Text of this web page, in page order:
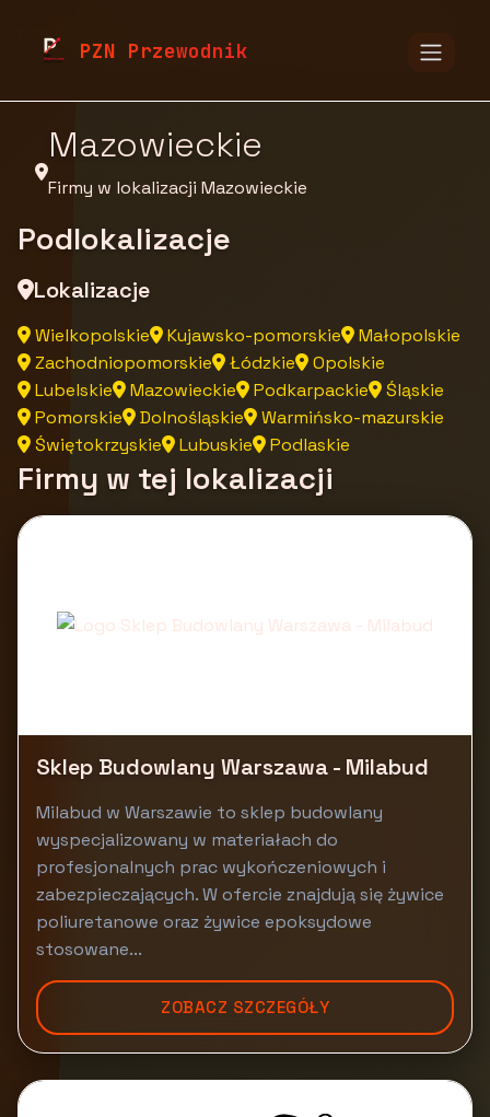
PZN Przewodnik
Mazowieckie
Firmy w lokalizacji Mazowieckie
Podlokalizacje
Lokalizacje
Wielkopolskie Kujawsko-pomorskie
Małopolskie
Zachodniopomorskie
Łódzkie
Opolskie
Lubelskie
Mazowieckie Podkarpackie
Śląskie
Pomorskie
Dolnośląskie
Warmińsko-mazurskie
Świętokrzyskie
Lubuskie Podlaskie
Firmy w tej lokalizacji
Sklep Budowlany Warszawa - Milabud
Milabud w Warszawie to sklep budowlany
wyspecjalizowany w materiałach do
profesjonalnych prac wykończeniowych i
zabezpieczających. W ofercie znajdują się żywice
poliuretanowe oraz żywice epoksydowe
stosowane...
ZOBACZ SZCZEGÓŁY